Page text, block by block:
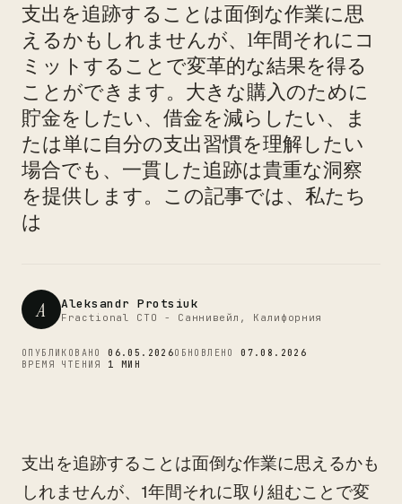
支出を追跡することは面倒な作業に思
えるかもしれませんが、1年間それにコ
ミットすることで変革的な結果を得る
ことができます。大きな購入のために
貯金をしたい、借金を減らしたい、ま
たは単に自分の支出習慣を理解したい
場合でも、一貫した追跡は貴重な洞察
を提供します。この記事では、私たち
は
A Aleksandr Protsiuk
Fractional CTO - Саннивейл, Калифорния
ОПУБЛИКОВАНО06.05.2026ОБНОВЛЕНО07.08.2026
ВРЕМЯ ЧТЕНИЯ 1 МИН
支出を追跡することは面倒な作業に思えるかも
しれませんが、1年間それに取り組むことで変